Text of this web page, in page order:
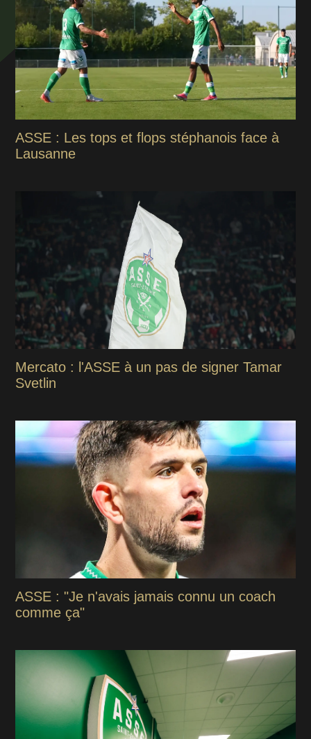
ASSE : Les tops et flops stéphanois face à
Lausanne
Mercato : l'ASSE à un pas de signer Tamar
Svetlin
ASSE : "Je n'avais jamais connu un coach
comme ça"